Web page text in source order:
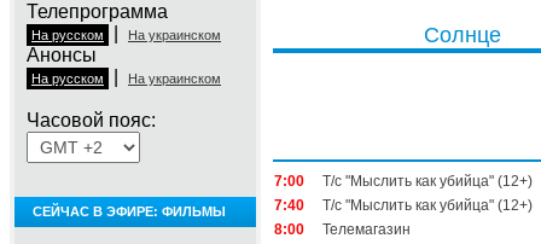
Телепрограмма
На русском На украинском
Анонсы
На русском На украинском
Часовой пояс:
СЕЙЧАС В ЭФИРЕ: ФИЛЬМЫ
Солнце
7:00
Т/с "Мыслить как убийца" (12+)
7:40
Т/с "Мыслить как убийца" (12+)
8:00
Телемагазин